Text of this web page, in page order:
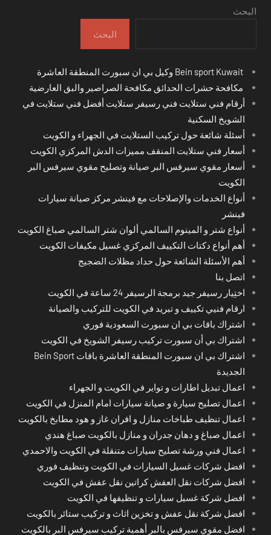
البحث
البحث
مكافحة حشرات الحدائق مكافحة الصراصير والبق العارضية
أرقام فني ستلايت فني رسيفر ستلايت أفضل فني ستلايت في
الشويخ السكنية
أسئلة شائعة حول تركيب الستلايت في الجهراء و الكويت
أسعار فني ستلايت المنقف مميزات الدش المركزي الكويت
أسعار مقوي سيرفس البر صيانة وتصليح مقوي سيرفس البر
الكويت
أنواع الخدمات والإصلاحات مع فينشر مركز صيانة سيارات
فينشر
أنواع شتر و المينوم السالمي ألوان شتر السالمي صباغ الكويت
أهم أنواع دكتات التكييف المركزي غسيل مكيفات الكويت
أهم الأسئلة الشائعة حول حداد مظلات الضجيج
اتصل بنا
اختِيار رسيفر جيد برمجة الرسيفر 24 ساعة في الكويت
ارقام فنيي تكييف و تبريد في الكويت للتركيب والصيانة
اشتراك باقات بي ان سبورت السعودية فوري
اشتراك بي أن سبورت تركيب رسيفر الشويخ في الكويت
اشتراك بي ان سبورت المنطقة العاشرة باقات Bein Sport
الجديدة
اعمال تبديل اطارات و تواير في الكويت و الجهراء
اعمال تصليح سيارة و صيانة سيارات امام المنزل في الكويت
اعمال تنظيف طباخات منازل و افران غاز و هود مطابخ بالكويت
اعمال صباغ و دهان جدران و منازل بالكويت صباغ هندي
اعمال فني ورشة تصليح سيارات متنقلة في الكويت والاحمدي
افضل شركات غسيل السيارات في الكويت وتنظيف فوري
افضل شركات نقل العفش كراتين نقل عفش في الكويت
افضل شركة غسيل سيارات و تنظيفها في الكويت
افضل شركة نقل عفش و تخزين اثاث و تركيب ستائر بالكويت
افضل مقوي سيرفس بالبر أهمية تركيب سيرفس البر بالكويت